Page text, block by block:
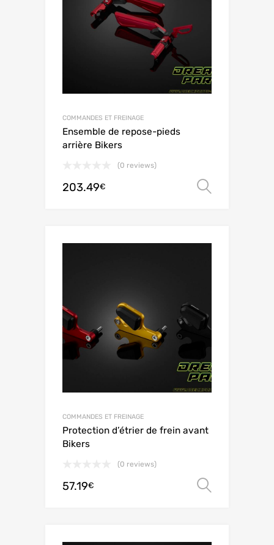
COMMANDES ET FREINAGE
Ensemble de repose-pieds
arrière Bikers
(0 reviews)
203.49€
COMMANDES ET FREINAGE
Protection d’étrier de frein avant
Bikers
(0 reviews)
57.19€